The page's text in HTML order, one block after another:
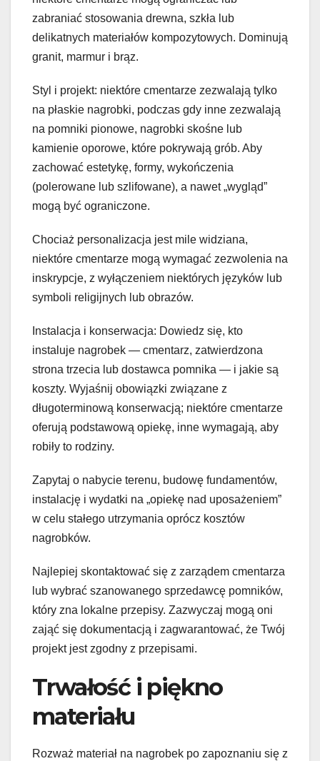
zabraniać stosowania drewna, szkła lub
delikatnych materiałów kompozytowych. Dominują
granit, marmur i brąz.
Styl i projekt: niektóre cmentarze zezwalają tylko
na płaskie nagrobki, podczas gdy inne zezwalają
na pomniki pionowe, nagrobki skośne lub
kamienie oporowe, które pokrywają grób. Aby
zachować estetykę, formy, wykończenia
(polerowane lub szlifowane), a nawet „wygląd”
mogą być ograniczone.
Chociaż personalizacja jest mile widziana,
niektóre cmentarze mogą wymagać zezwolenia na
inskrypcje, z wyłączeniem niektórych języków lub
symboli religijnych lub obrazów.
Instalacja i konserwacja: Dowiedz się, kto
instaluje nagrobek — cmentarz, zatwierdzona
strona trzecia lub dostawca pomnika — i jakie są
koszty. Wyjaśnij obowiązki związane z
długoterminową konserwacją; niektóre cmentarze
oferują podstawową opiekę, inne wymagają, aby
robiły to rodziny.
Zapytaj o nabycie terenu, budowę fundamentów,
instalację i wydatki na „opiekę nad uposażeniem”
w celu stałego utrzymania oprócz kosztów
nagrobków.
Najlepiej skontaktować się z zarządem cmentarza
lub wybrać szanowanego sprzedawcę pomników,
który zna lokalne przepisy. Zazwyczaj mogą oni
zająć się dokumentacją i zagwarantować, że Twój
projekt jest zgodny z przepisami.
Trwałość i piękno
materiału
Rozważ materiał na nagrobek po zapoznaniu się z